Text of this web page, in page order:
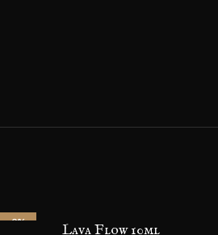
-9% Lava Flow 10ml